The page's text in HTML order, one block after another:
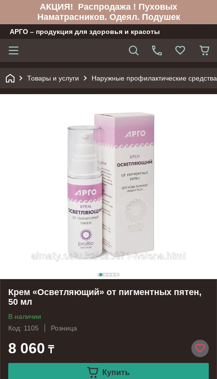
АКЦИЯ! Распродажа ! Пуховых
Наматрасников. Одеял. Подушек
АРГО – продукция для здоровья и красоты
Товары и услуги Наружные профилактические средства
Крем «Осветляющий» от пигментных пятен,
50 мл
В наличии
Код: 1105
Розница
8 060 ₸
Купить